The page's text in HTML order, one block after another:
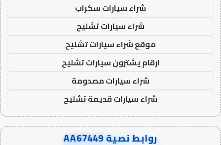
شراء سيارات سكراب
شراء سيارات تشليح
موقع شراء سيارات تشليح
ارقام يشترون سيارات تشليح
شراء سيارات مصدومة
شراء سيارات قديمة تشليح
روابط نصية AA67449